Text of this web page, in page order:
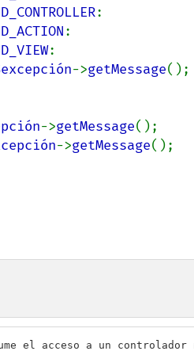
:
:
:
->getMessage();
->getMessage();
->getMessage();
el acceso a un controlador